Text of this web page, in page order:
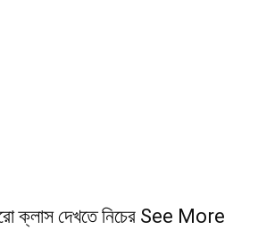
ক্লাস দেখতে নিচের See More